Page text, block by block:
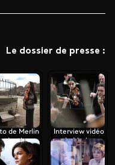
Le dossier de presse :
de Merlin
Interview vidéo
de Marine
Gacem